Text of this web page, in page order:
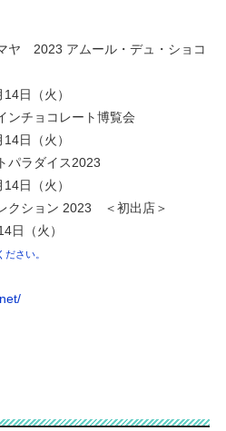
ヤ 2023 アムール・デュ・ショコ
日（火）
チョコレート博覧会
日（火）
パラダイス2023
日（火）
クション 2023 ＜初出店＞
日（火）
さい。